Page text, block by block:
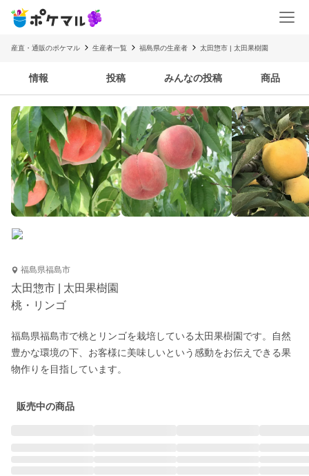
産直・通販のポケマル 生産者一覧 福島県の生産者 太田惣市 | 太田果樹園
情報 投稿 みんなの投稿 商品
福島県福島市
太田惣市 | 太田果樹園
桃・リンゴ
福島県福島市で桃とリンゴを栽培している太田果樹園です。自然
豊かな環境の下、お客様に美味しいという感動をお伝えできる果
物作りを目指しています。
販売中の商品